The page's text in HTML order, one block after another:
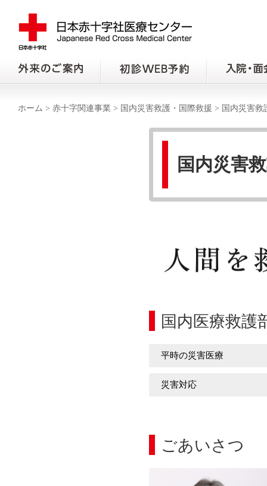
ホーム > 赤十字関連事業 > 国内災害救護・国際救援 > 国内災害救
国内災害
国内医療救護
平時の災害医療
災害対応
ごあいさつ